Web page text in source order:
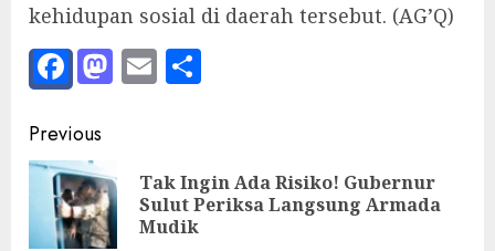
kehidupan sosial di daerah tersebut. (AG’Q)
Facebook
Mastodon
Email
Post
navigation
Previous
Tak Ingin Ada Risiko! Gubernur
Sulut Periksa Langsung Armada
Mudik